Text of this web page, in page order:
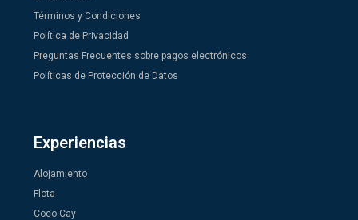
Términos y Condiciones
Política de Privacidad
Preguntas Frecuentes sobre pagos electrónicos
Políticas de Protección de Datos
Experiencias
Alojamiento
Flota
Coco Cay